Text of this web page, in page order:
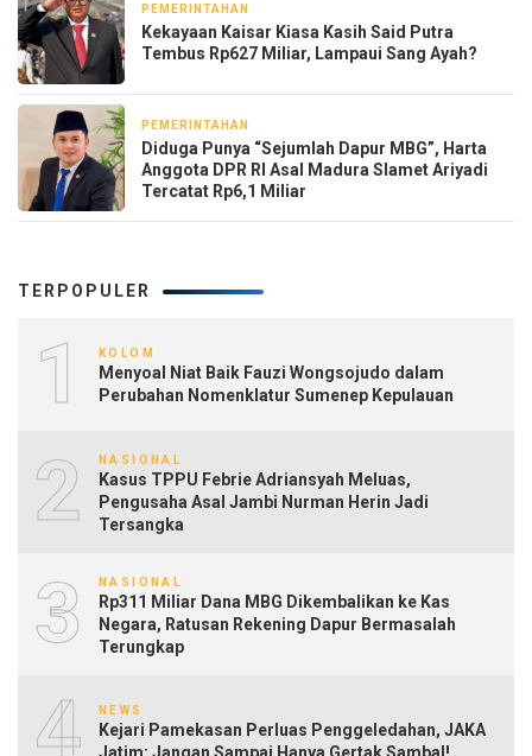
PEMERINTAHAN
Kekayaan Kaisar Kiasa Kasih Said Putra
Tembus Rp627 Miliar, Lampaui Sang Ayah?
PEMERINTAHAN
‎Diduga Punya “Sejumlah Dapur MBG”, Harta
Anggota DPR RI Asal Madura Slamet Ariyadi
Tercatat Rp6,1 Miliar
TERPOPULER
1 KOLOM
Menyoal Niat Baik Fauzi Wongsojudo dalam
Perubahan Nomenklatur Sumenep Kepulauan
2 NASIONAL
Kasus TPPU Febrie Adriansyah Meluas,
Pengusaha Asal Jambi Nurman Herin Jadi
Tersangka
3 NASIONAL
Rp311 Miliar Dana MBG Dikembalikan ke Kas
Negara, Ratusan Rekening Dapur Bermasalah
Terungkap
4 NEWS
Kejari Pamekasan Perluas Penggeledahan, JAKA